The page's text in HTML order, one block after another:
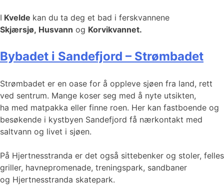
I Kvelde kan du ta deg et bad i ferskvannene
Skjærsjø, Husvann og Korvikvannet.
Bybadet i Sandefjord – Strømbadet
Strømbadet er en oase for å oppleve sjøen fra land, rett
ved sentrum. Mange koser seg med å nyte utsikten,
ha med matpakka eller finne roen. Her kan fastboende og
besøkende i kystbyen Sandefjord få nærkontakt med
saltvann og livet i sjøen.
På Hjertnesstranda er det også sittebenker og stoler, felles
griller, havnepromenade, treningspark, sandbaner
og Hjertnesstranda skatepark.